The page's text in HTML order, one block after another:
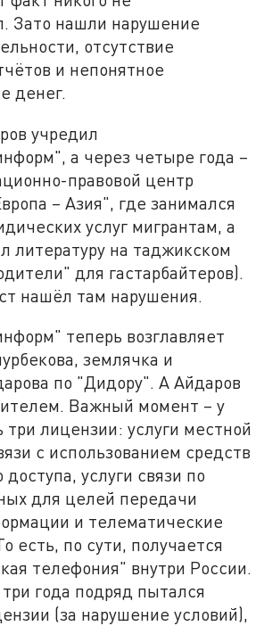
Зато нашли нарушение
отсутствие
и непонятное
денег.
учредил
а через четыре года –
правовой центр
– Азия", где занимался
услуг мигрантам, а
литературу на таджикском
для гастарбайтеров).
нашёл там нарушения.
теперь возглавляет
землячка и
по "Дидору". А Айдаров
Важный момент – у
три лицензии: услуги местной
с использованием средств
доступа, услуги связи по
для целей передачи
и телематические
есть, по сути, получается
телефония" внутри России.
года подряд пытался
(за нарушение условий),